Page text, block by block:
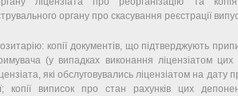
органу про скасування реєстрації
копії документів, що підтверджують
(у випадках виконання ліцензіатом цих
які обслуговувались ліцензіатом на дату
копії виписок про стан рахунків цих